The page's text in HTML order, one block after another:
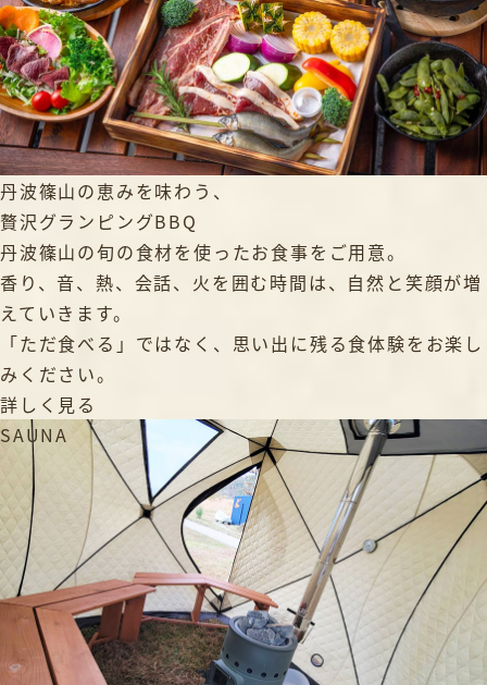
丹波篠山の恵みを味わう、
贅沢グランピングBBQ
丹波篠山の旬の食材を使ったお食事をご用意。
香り、音、熱、会話、火を囲む時間は、自然と笑顔が増
えていきます。
「ただ食べる」ではなく、思い出に残る食体験をお楽し
みください。
詳しく見る
SAUNA